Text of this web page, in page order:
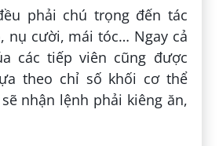
phải chú trọng đến tác
nụ cười, mái tóc… Ngay cả
các tiếp viên cũng được
theo chỉ số khối cơ thể
nhận lệnh phải kiêng ăn,